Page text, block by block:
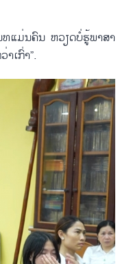
ແມ່ນຄົນ ຫວຽດບໍ່​ຮູ້​ພາ​ສາ​
ເກົ່າ”.